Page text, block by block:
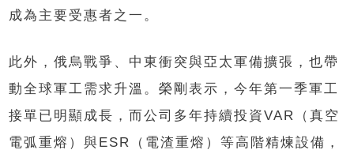
成為主要受惠者之一。
此外，俄烏戰爭、中東衝突與亞太軍備擴張，也帶
動全球軍工需求升溫。榮剛表示，今年第一季軍工
接單已明顯成長，而公司多年持續投資VAR（真空
電弧重熔）與ESR（電渣重熔）等高階精煉設備，